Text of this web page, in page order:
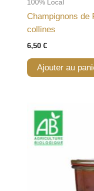
100% Local
Champignons de
collines
6,50 €
Ajouter au